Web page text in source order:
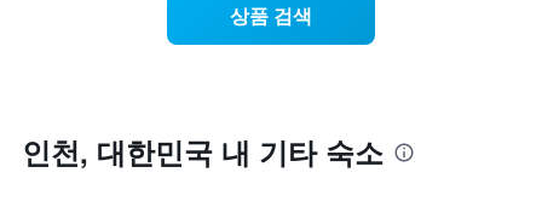
는
1
평
수
록
상품 검색
인천, 대한민국 내 기타 숙소